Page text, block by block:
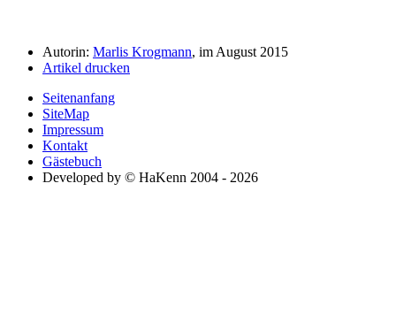
Autorin: Marlis Krogmann, im August 2015
Artikel drucken
Seitenanfang
SiteMap
Impressum
Kontakt
Gästebuch
Developed by © HaKenn 2004 - 2026